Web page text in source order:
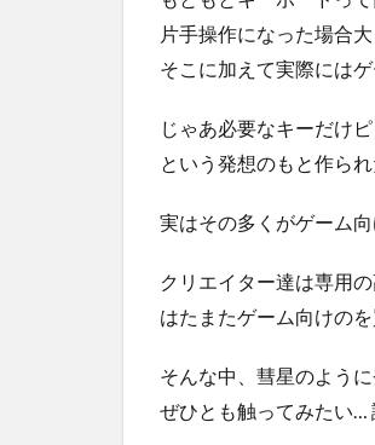
片手操作になった場合
そこに加えて実際には
じゃあ必要なキーだけ
という発想のもと作ら
実はその多くがゲーム
クリエイター達は専用
はたまたゲーム向けの
そんな中、彗星のように
ぜひとも触ってみたい…